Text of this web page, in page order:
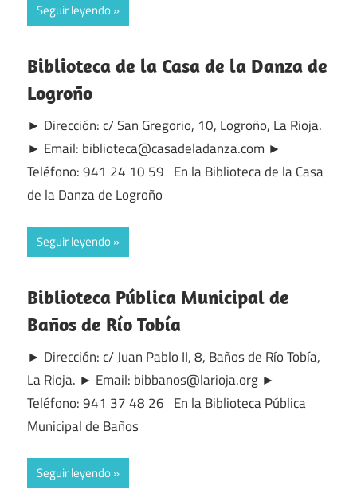
Seguir leyendo
Biblioteca de la Casa de la Danza de
Logroño
► Dirección: c/ San Gregorio, 10, Logroño, La Rioja.
► Email: biblioteca@casadeladanza.com ►
Teléfono: 941 24 10 59 En la Biblioteca de la Casa
de la Danza de Logroño
Seguir leyendo
Biblioteca Pública Municipal de
Baños de Río Tobía
► Dirección: c/ Juan Pablo II, 8, Baños de Río Tobía,
La Rioja. ► Email: bibbanos@larioja.org ►
Teléfono: 941 37 48 26 En la Biblioteca Pública
Municipal de Baños
Seguir leyendo